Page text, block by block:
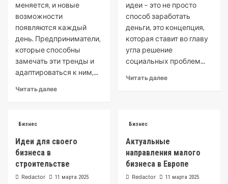
меняется‚ и новые
возможности
появляются каждый
день. Предприниматели‚
которые способны
замечать эти тренды и
адаптироваться к ним‚...
Читать далее
идеи – это не просто
способ заработать
деньги, это концепция,
которая ставит во главу
угла решение
социальных проблем...
Читать далее
Бизнес
Идеи для своего
бизнеса в
строительстве
Redactor 11 марта 2025
Бизнес
Актуальные
направления малого
бизнеса в Европе
Redactor 11 марта 2025